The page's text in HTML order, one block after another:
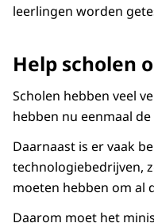
leerlingen worden
Help scholen
Scholen hebben veel
hebben nu eenmaal
Daarnaast is er vaak
technologiebedrijven,
moeten hebben om al
Daarom moet het